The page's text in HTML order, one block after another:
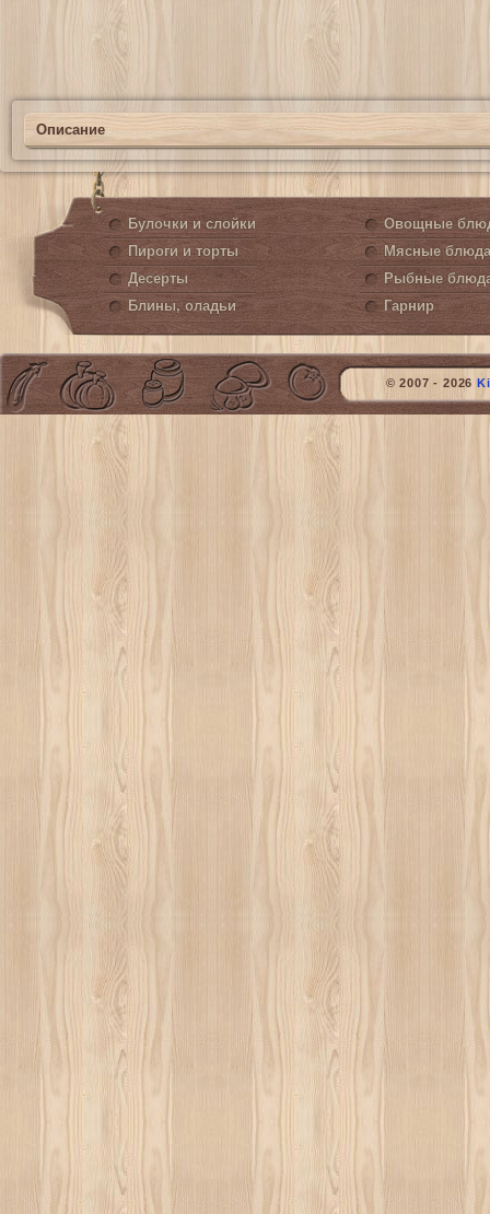
Описание
Булочки и слойки
Пироги и торты
Десерты
Блины, оладьи
Овощные
Мясные блюда
Рыбные
Гарнир
© 2007 - 2026